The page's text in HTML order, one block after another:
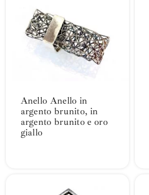
Anello Anello in
argento brunito, in
argento brunito e oro
giallo